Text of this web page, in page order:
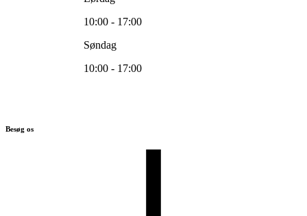
10:00 - 17:00
Søndag
10:00 - 17:00
Besøg os